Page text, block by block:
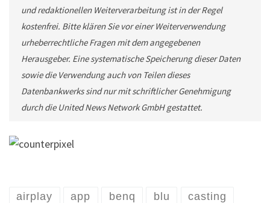
und redaktionellen Weiterverarbeitung ist in der Regel
kostenfrei. Bitte klären Sie vor einer Weiterverwendung
urheberrechtliche Fragen mit dem angegebenen
Herausgeber. Eine systematische Speicherung dieser Daten
sowie die Verwendung auch von Teilen dieses
Datenbankwerks sind nur mit schriftlicher Genehmigung
durch die United News Network GmbH gestattet.
airplay app benq blu casting